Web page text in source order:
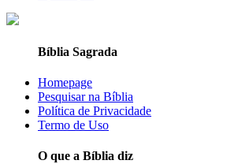
Bíblia Sagrada
Homepage
Pesquisar na Bíblia
Política de Privacidade
Termo de Uso
O que a Bíblia diz